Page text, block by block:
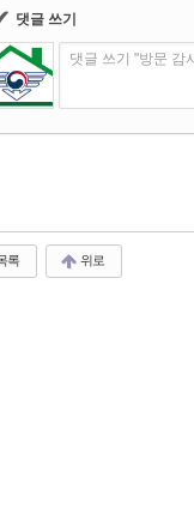
댓글 쓰기
댓글 쓰기 "방문 감
록 위로